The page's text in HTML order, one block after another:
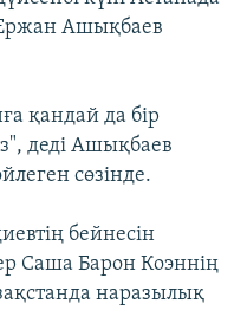
Ержан Ашықбаев
қандай да бір
деді Ашықбаев
сөзінде.
бейнесін
Саша Барон Коэннің
наразылық